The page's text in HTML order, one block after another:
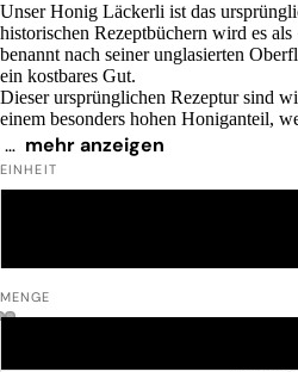
Unser Honig Läckerli ist das
historischen Rezeptbüchern wird es
benannt nach seiner unglasierten
ein kostbares Gut.
Dieser ursprünglichen Rezeptur sind
einem besonders hohen Honiganteil,
einzigem traditionellen Läckerli-
natürliche Zutaten und echte
genannt, da die Rezeptur auf Johann
zurückgeht, der einst Besitzer unseres
… mehr anzeigen
Lieferzeit: 1-2 Tage
EINHEIT
MENGE